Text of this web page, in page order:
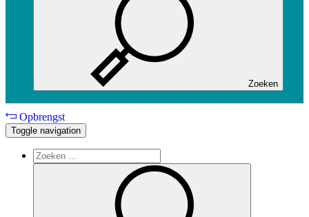
Zoeken
Opbrengst
Toggle navigation